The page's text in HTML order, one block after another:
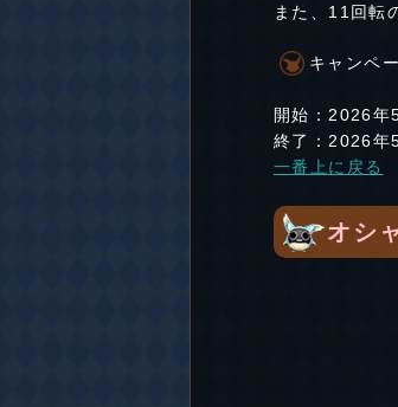
また、11回転
キャンペ
開始：2026
終了：2026
一番上に戻る
オシ